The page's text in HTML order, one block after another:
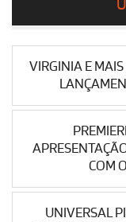
VIRGINIA E
COM
UNIVERSAL